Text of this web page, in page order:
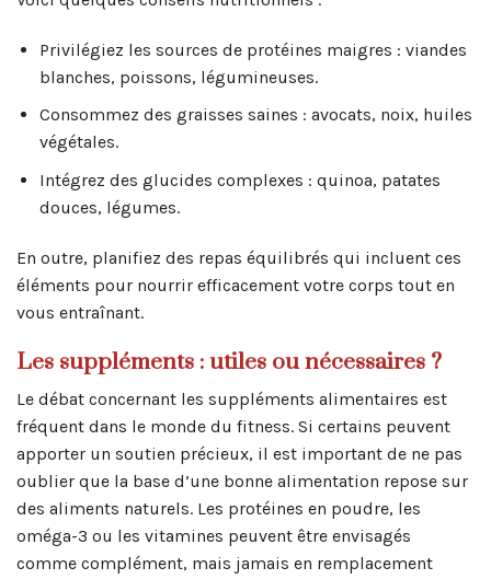
Privilégiez les sources de protéines maigres : viandes
blanches, poissons, légumineuses.
Consommez des graisses saines : avocats, noix, huiles
végétales.
Intégrez des glucides complexes : quinoa, patates
douces, légumes.
En outre, planifiez des repas équilibrés qui incluent ces
éléments pour nourrir efficacement votre corps tout en
vous entraînant.
Les suppléments : utiles ou nécessaires ?
Le débat concernant les suppléments alimentaires est
fréquent dans le monde du fitness. Si certains peuvent
apporter un soutien précieux, il est important de ne pas
oublier que la base d’une bonne alimentation repose sur
des aliments naturels. Les protéines en poudre, les
oméga-3 ou les vitamines peuvent être envisagés
comme complément, mais jamais en remplacement